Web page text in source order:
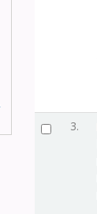
3.